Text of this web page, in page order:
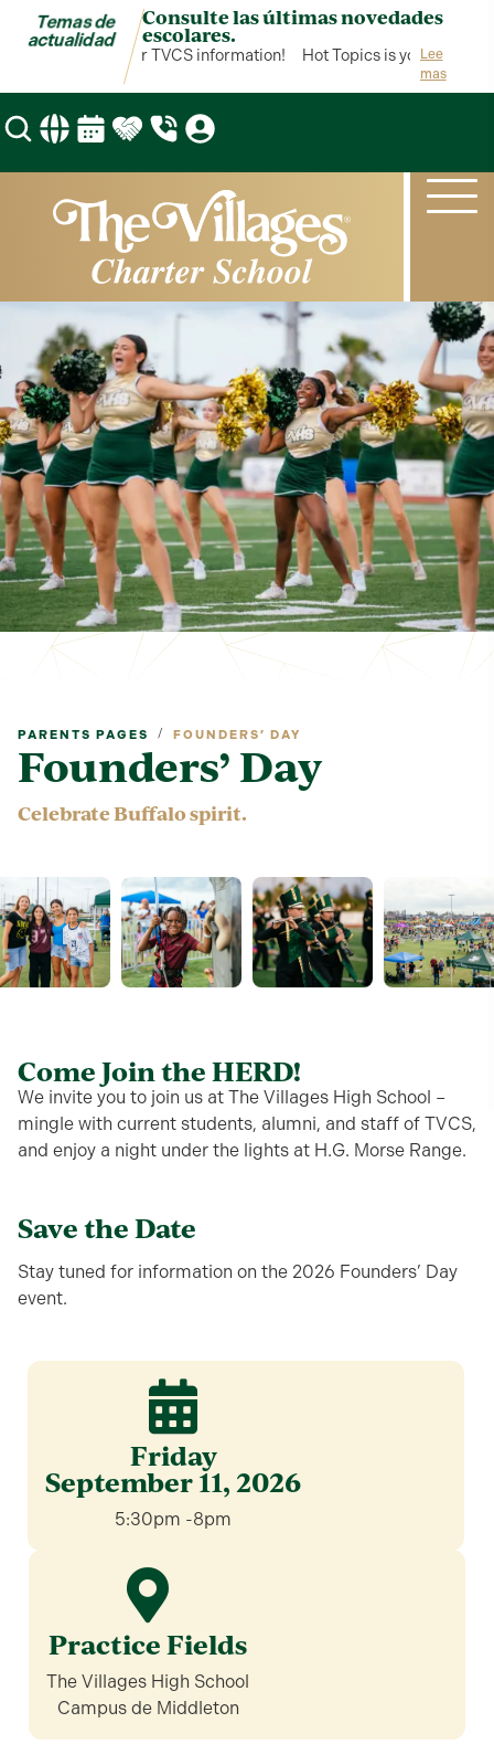
Temas de
actualidad
Consulte las últimas novedades
escolares.
is your hub for TVCS information! Hot Topics is your hub for
Lee
mas
PARENTS PAGES / FOUNDERS’ DAY
Founders’ Day
Celebrate Buffalo spirit.
Come Join the HERD!
We invite you to join us at The Villages High School –
mingle with current students, alumni, and staff of TVCS,
and enjoy a night under the lights at H.G. Morse Range.
Save the Date
Stay tuned for information on the 2026 Founders’ Day
event.
Friday
September 11, 2026
5:30pm -8pm
Practice Fields
The Villages High School
Campus de Middleton